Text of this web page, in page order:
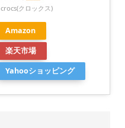
crocs(クロックス)
Amazon
楽天市場
Yahooショッピング